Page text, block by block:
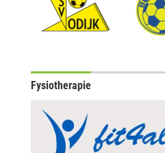
Fysiotherapie